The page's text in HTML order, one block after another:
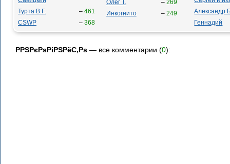
Турта В.Г. – 461
CSWP
– 368
Олег Т.
– 269
Инкогнито
– 249
Александр
Геннадий
РРЅРєРѕРіРЅРёС‚Рѕ — все комментарии (0):